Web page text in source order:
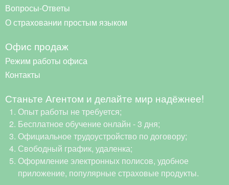
Вопросы-Ответы
О страховании простым языком
Офис продаж
Режим работы офиса
Контакты
Станьте Агентом и делайте мир надёжнее!
Опыт работы не требуется;
Бесплатное обучение онлайн - 3 дня;
Официальное трудоустройство по договору;
Свободный график, удаленка;
Оформление электронных полисов, удобное
приложение, популярные страховые продукты.